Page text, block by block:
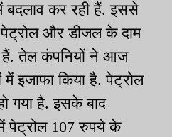
बदलाव कर रही हैं. इससे
और डीजल के दाम
हैं. तेल कंपनियों ने आज
इजाफा किया है. पेट्रोल
गया है. इसके बाद
पेट्रोल 107 रुपये के